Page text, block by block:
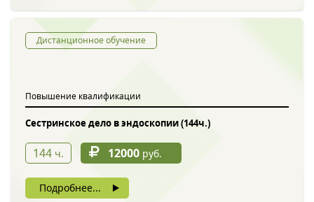
Дистанционное обучение
Повышение квалификации
Сестринское дело в эндоскопии (144ч.)
144 ч. 12000 руб.
Подробнее...
Нажимая на кнопку, вы даете согласие на обработку своих